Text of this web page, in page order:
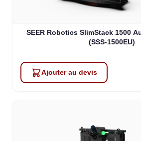
SEER Robotics SlimStack 1500
(SSS-1500EU)
Ajouter au devis